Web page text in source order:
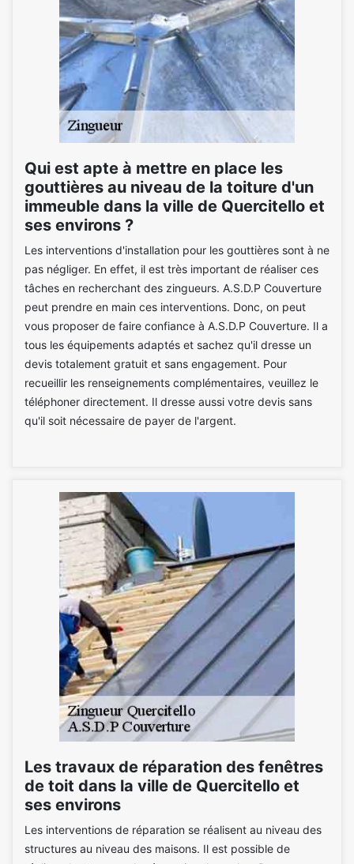
Qui est apte à mettre en place les
gouttières au niveau de la toiture d'un
immeuble dans la ville de Quercitello et
ses environs ?
Les interventions d'installation pour les gouttières sont à ne
pas négliger. En effet, il est très important de réaliser ces
tâches en recherchant des zingueurs. A.S.D.P Couverture
peut prendre en main ces interventions. Donc, on peut
vous proposer de faire confiance à A.S.D.P Couverture. Il a
tous les équipements adaptés et sachez qu'il dresse un
devis totalement gratuit et sans engagement. Pour
recueillir les renseignements complémentaires, veuillez le
téléphoner directement. Il dresse aussi votre devis sans
qu'il soit nécessaire de payer de l'argent.
Les travaux de réparation des fenêtres
de toit dans la ville de Quercitello et
ses environs
Les interventions de réparation se réalisent au niveau des
structures au niveau des maisons. Il est possible de